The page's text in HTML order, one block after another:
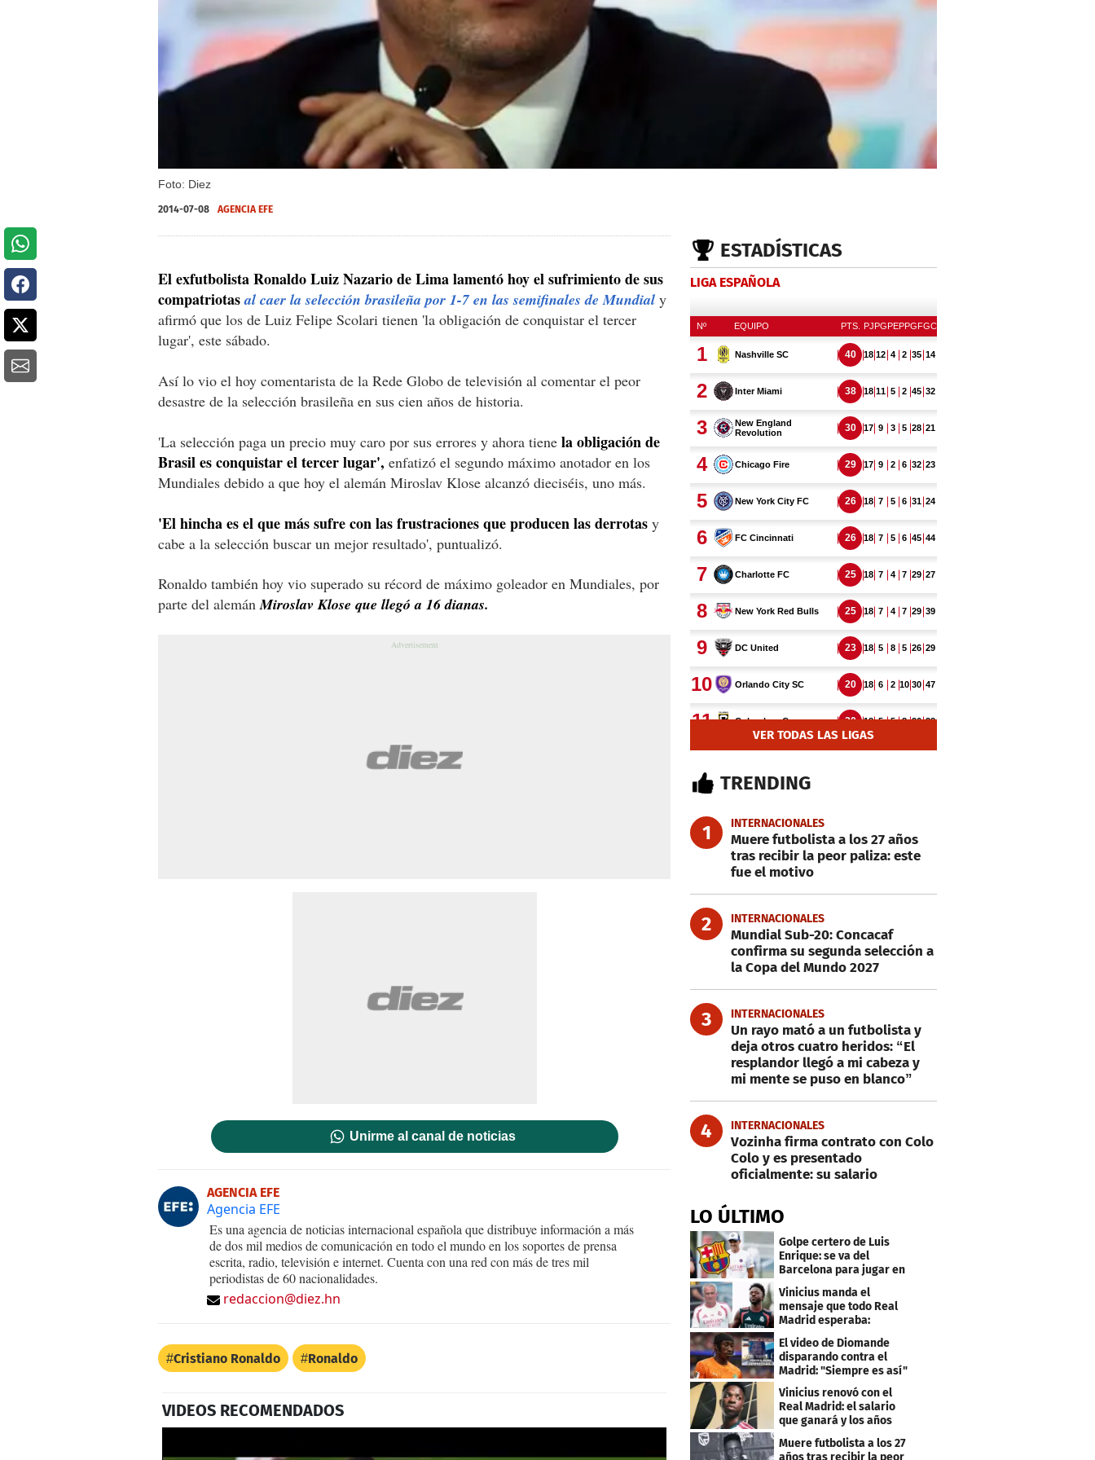
Foto: Diez
2014-07-08 AGENCIA EFE
El exfutbolista Ronaldo Luiz Nazario de Lima lamentó hoy el sufrimiento de sus
compatriotasal caer la selección brasileña por 1-7 en las semifinales de Mundial y
afirmó que los de Luiz Felipe Scolari tienen 'la obligación de conquistar el tercer
lugar', este sábado.
Así lo vio el hoy comentarista de la Rede Globo de televisión al comentar el peor
desastre de la selección brasileña en sus cien años de historia.
'La selección paga un precio muy caro por sus errores y ahora tiene la obligación de
Brasil es conquistar el tercer lugar', enfatizó el segundo máximo anotador en los
Mundiales debido a que hoy el alemán Miroslav Klose alcanzó dieciséis, uno más.
'El hincha es el que más sufre con las frustraciones que producen las derrotas y
cabe a la selección buscar un mejor resultado', puntualizó.
Ronaldo también hoy vio superado su récord de máximo goleador en Mundiales, por
parte del alemánMiroslav Klose que llegó a 16 dianas.
Unirme al canal de noticias
AGENCIA EFE
Agencia EFE
Es una agencia de noticias internacional española que distribuye información a más
de dos mil medios de comunicación en todo el mundo en los soportes de prensa
escrita, radio, televisión e internet. Cuenta con una red con más de tres mil
periodistas de 60 nacionalidades.
redaccion@diez.hn
Cristiano Ronaldo Ronaldo
VIDEOS RECOMENDADOS
ESTADÍSTICAS
LIGA ESPAÑOLA
VER TODAS LAS LIGAS
TRENDING
1 INTERNACIONALES
Muere futbolista a los 27 años
tras recibir la peor paliza: este
fue el motivo
2 INTERNACIONALES
Mundial Sub-20: Concacaf
confirma su segunda selección a
la Copa del Mundo 2027
3 INTERNACIONALES
Un rayo mató a un futbolista y
deja otros cuatro heridos: “El
resplandor llegó a mi cabeza y
mi mente se puso en blanco”
4 INTERNACIONALES
Vozinha firma contrato con Colo
Colo y es presentado
oficialmente: su salario
LO ÚLTIMO
Golpe certero de Luis
Enrique: se va del
Barcelona para jugar en
el PSG
Vinicius manda el
mensaje que todo Real
Madrid esperaba:
"Mourinho..."
El video de Diomande
disparando contra el
Madrid: "Siempre es así"
Vinicius renovó con el
Real Madrid: el salario
que ganará y los años
Muere futbolista a los 27